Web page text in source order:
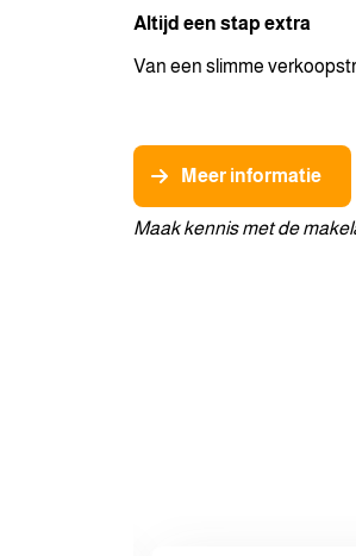
Altijd een stap extra
Van een slimme
Meer informatie
Maak kennis met de